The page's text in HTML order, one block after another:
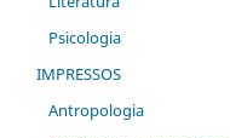
Psicologia
IMPRESSOS
Antropologia